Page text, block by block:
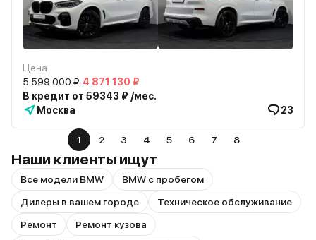
Цена
5 599 000 ₽ 4 871 130 ₽
В кредит от 59343 ₽ /мес.
Москва
23
1 2 3 4 5 6 7 8
Наши клиенты ищут
Все модели BMW
BMW с пробегом
Дилеры в вашем городе
Техническое обслуживание
Ремонт
Ремонт кузова